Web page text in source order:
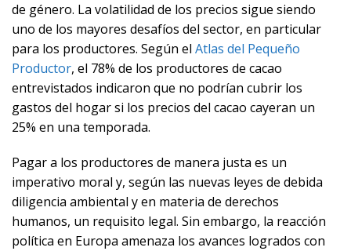
de género. La volatilidad de los precios sigue siendo
uno de los mayores desafíos del sector, en particular
para los productores. Según el Atlas del Pequeño
Productor, el 78% de los productores de cacao
entrevistados indicaron que no podrían cubrir los
gastos del hogar si los precios del cacao cayeran un
25% en una temporada.
Pagar a los productores de manera justa es un
imperativo moral y, según las nuevas leyes de debida
diligencia ambiental y en materia de derechos
humanos, un requisito legal. Sin embargo, la reacción
política en Europa amenaza los avances logrados con